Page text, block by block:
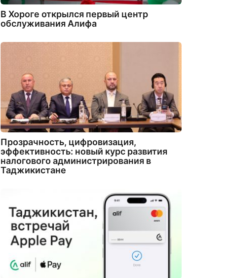
В Хороге открылся первый центр
обслуживания Алифа
Прозрачность, цифровизация,
эффективность: новый курс развития
налогового администрирования в
Таджикистане